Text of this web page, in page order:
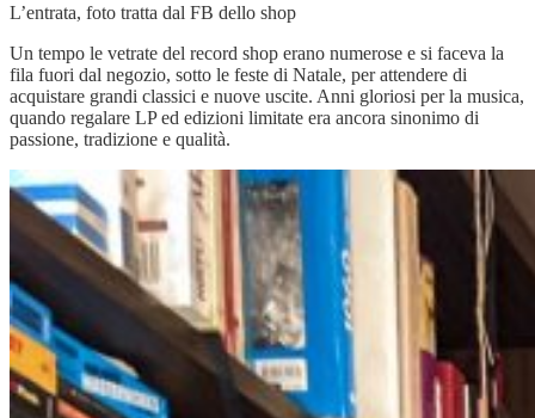
L’entrata, foto tratta dal FB dello shop
Un tempo le vetrate del record shop erano numerose e si faceva la
fila fuori dal negozio, sotto le feste di Natale, per attendere di
acquistare grandi classici e nuove uscite. Anni gloriosi per la musica,
quando regalare LP ed edizioni limitate era ancora sinonimo di
passione, tradizione e qualità.